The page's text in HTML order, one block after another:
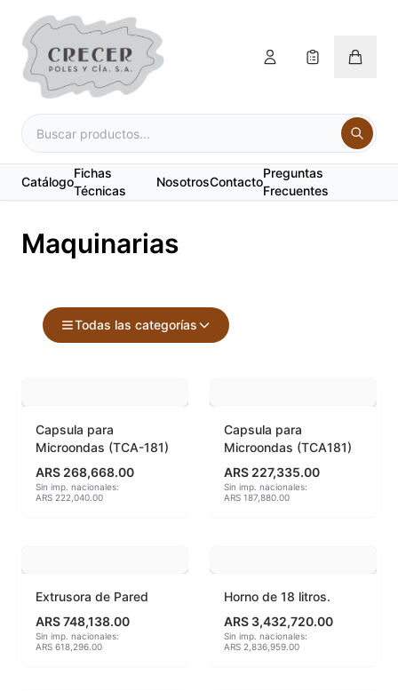
Catálogo
Fichas
Técnicas
NosotrosContacto
Preguntas
Frecuentes
Maquinarias
Todas las categorías
Alambre Kanthal
Arcilla Secado al Aire
Conos pirometricos Orton
Capsula para
Microondas (TCA-181)
ARS 268,668.00
Sin imp. nacionales:
ARS 222,040.00
Capsula para
Microondas (TCA181)
ARS 227,335.00
Sin imp. nacionales:
ARS 187,880.00
Extrusora de Pared
ARS 748,138.00
Sin imp. nacionales:
ARS 618,296.00
Horno de 18 litros.
ARS 3,432,720.00
Sin imp. nacionales:
ARS 2,836,959.00